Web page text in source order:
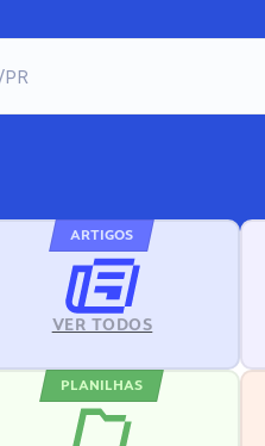
ARTIGOS
VER TODOS
PLANILHAS